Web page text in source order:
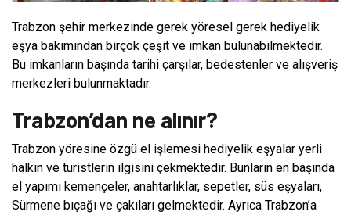
Trabzon şehir merkezinde gerek yöresel gerek hediyelik
eşya bakımından birçok çeşit ve imkan bulunabilmektedir.
Bu imkanların başında tarihi çarşılar, bedestenler ve alışveriş
merkezleri bulunmaktadır.
Trabzon’dan ne alınır?
Trabzon yöresine özgü el işlemesi hediyelik eşyalar yerli
halkın ve turistlerin ilgisini çekmektedir. Bunların en başında
el yapımı kemençeler, anahtarlıklar, sepetler, süs eşyaları,
Sürmene bıçağı ve çakıları gelmektedir. Ayrıca Trabzon’a